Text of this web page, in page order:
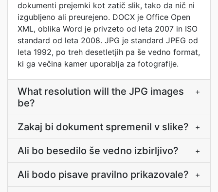
dokumenti prejemki kot zatič slik, tako da nič ni
izgubljeno ali preurejeno. DOCX je Office Open
XML, oblika Word je privzeto od leta 2007 in ISO
standard od leta 2008. JPG je standard JPEG od
leta 1992, po treh desetletjih pa še vedno format,
ki ga večina kamer uporablja za fotografije.
What resolution will the JPG images
be?
+
Zakaj bi dokument spremenil v slike? +
Ali bo besedilo še vedno izbirljivo? +
Ali bodo pisave pravilno prikazovale? +